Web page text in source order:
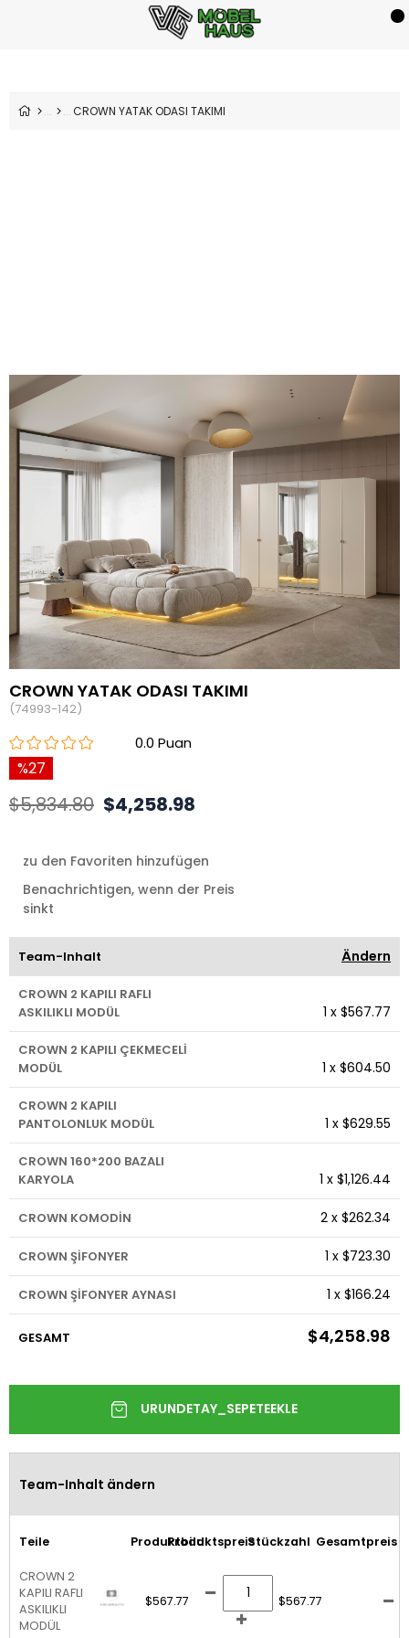
CROWN YATAK ODASI TAKIMI
CROWN YATAK ODASI TAKIMI
(74993-142)
0.0
27
$5,834.80 $4,258.98
zu den Favoriten hinzufügen
Benachrichtigen, wenn der Preis
sinkt
Team-Inhalt Ändern
CROWN 2 KAPILI RAFLI
ASKILIKLI MODÜL
1 x $567.77
CROWN 2 KAPILI ÇEKMECELİ
MODÜL
1 x $604.50
CROWN 2 KAPILI
PANTOLONLUK MODÜL
1 x $629.55
CROWN 160*200 BAZALI
KARYOLA
1 x $1,126.44
CROWN KOMODİN 2 x $262.34
CROWN ŞİFONYER 1 x $723.30
CROWN ŞİFONYER AYNASI 1 x $166.24
GESAMT $4,258.98
Team-Inhalt ändern
Teile ProduktbildProduktspreisStückzahl Gesamtpreis
CROWN 2
KAPILI RAFLI
ASKILIKLI
MODÜL
$567.77 $567.77